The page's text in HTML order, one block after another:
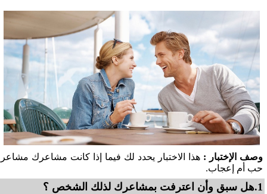
وصف الإختبار :هذا الاختبار يحدد لك فيما إذا كانت مشاعرك مشاعر
حب أم إعجاب.
1.هل سبق وأن اعترفت بمشاعرك لذلك الشخص ؟